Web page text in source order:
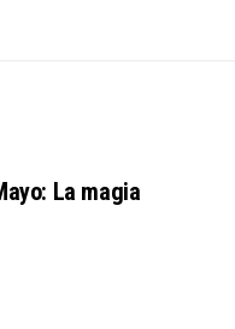
La magia